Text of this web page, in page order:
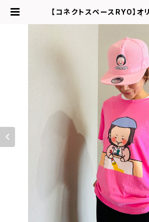
【コネクトスペースRYO】オ